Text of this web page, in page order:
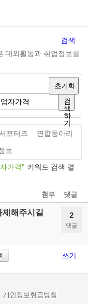
검색
대외활동과 취업정보를
검
색
하
기
초기화
서포터즈 연합동아리
보
가격
키워드 검색 결
첨부 댓글
해주시길
2
댓글
쓰기
개인정보취급방침